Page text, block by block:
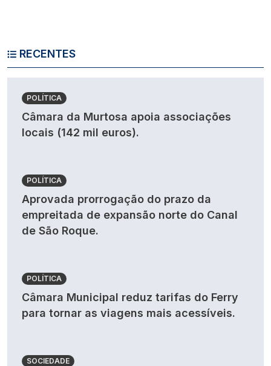
RECENTES
POLÍTICA
Câmara da Murtosa apoia associações
locais (142 mil euros).
POLÍTICA
Aprovada prorrogação do prazo da
empreitada de expansão norte do Canal
de São Roque.
POLÍTICA
Câmara Municipal reduz tarifas do Ferry
para tornar as viagens mais acessíveis.
SOCIEDADE